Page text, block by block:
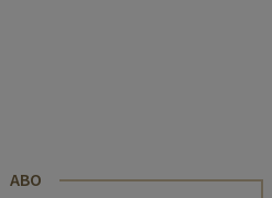
ABO